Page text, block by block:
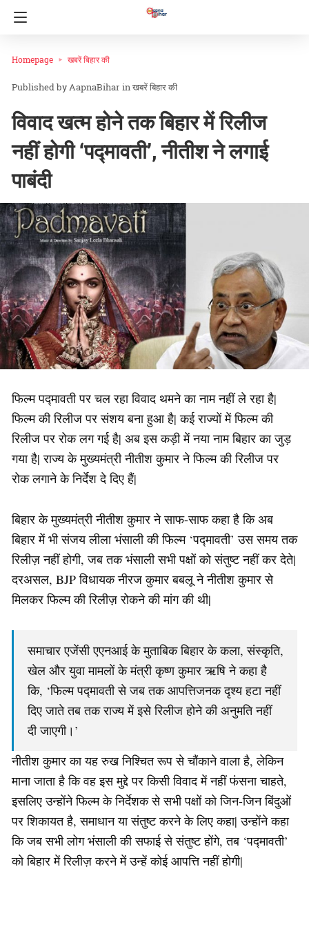
Homepage खबरें बिहार की
AapnaBihar inखबरें बिहार की
विवाद खत्म होने तक बिहार में रिलीज
नहीं होगी ‘पद्मावती’, नीतीश ने लगाई
पाबंदी
फिल्म पद्मावती पर चल रहा विवाद थमने का नाम नहीं ले रहा है|
फिल्म की रिलीज पर संशय बना हुआ है| कई राज्यों में फिल्म की
रिलीज पर रोक लग गई है| अब इस कड़ी में नया नाम बिहार का जुड़
गया है| राज्य के मुख्यमंत्री नीतीश कुमार ने फिल्म की रिलीज पर
रोक लगाने के निर्देश दे दिए हैं|
बिहार के मुख्यमंत्री नीतीश कुमार ने साफ-साफ कहा है कि अब
बिहार में भी संजय लीला भंसाली की फिल्म ‘पद्मावती’ उस समय तक
रिलीज़ नहीं होगी, जब तक भंसाली सभी पक्षों को संतुष्ट नहीं कर देते|
दरअसल, BJP विधायक नीरज कुमार बबलू ने नीतीश कुमार से
मिलकर फिल्म की रिलीज़ रोकने की मांग की थी|
समाचार एजेंसी एएनआई के मुताबिक बिहार के कला, संस्कृति,
खेल और युवा मामलों के मंत्री कृष्ण कुमार ऋषि ने कहा है
कि, ‘फिल्म पद्मावती से जब तक आपत्तिजनक दृश्य हटा नहीं
दिए जाते तब तक राज्य में इसे रिलीज होने की अनुमति नहीं
दी जाएगी।’
नीतीश कुमार का यह रुख निश्चित रूप से चौंकाने वाला है, लेकिन
माना जाता है कि वह इस मुद्दे पर किसी विवाद में नहीं फंसना चाहते,
इसलिए उन्होंने फिल्म के निर्देशक से सभी पक्षों को जिन-जिन बिंदुओं
पर शिकायत है, समाधान या संतुष्ट करने के लिए कहा| उन्होंने कहा
कि जब सभी लोग भंसाली की सफाई से संतुष्ट होंगे, तब ‘पद्मावती’
को बिहार में रिलीज़ करने में उन्हें कोई आपत्ति नहीं होगी|